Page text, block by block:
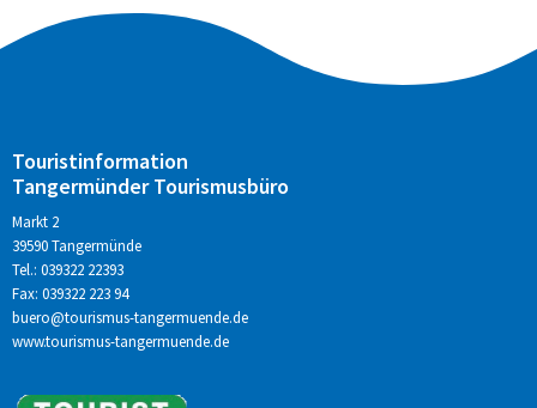
Touristinformation
Tangermünder Tourismusbüro
Markt 2
39590 Tangermünde
Tel.: 039322 22393
Fax: 039322 223 94
buero@tourismus-tangermuende.de
www.tourismus-tangermuende.de